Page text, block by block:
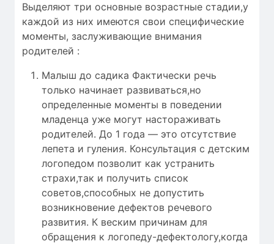
Выделяют три основные возрастные стадии,у
каждой из них имеются свои специфические
моменты, заслуживающие внимания
родителей :
Малыш до садика Фактически речь
только начинает развиваться,но
определенные моменты в поведении
младенца уже могут настораживать
родителей. До 1 года — это отсутствие
лепета и гуления. Консультация с детским
логопедом позволит как устранить
страхи,так и получить список
советов,способных не допустить
возникновение дефектов речевого
развития. К веским причинам для
обращения к логопеду-дефектологу,когда